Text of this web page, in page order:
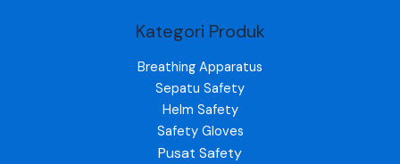
Kategori Produk
Breathing Apparatus
Sepatu Safety
Helm Safety
Safety Gloves
Pusat Safety